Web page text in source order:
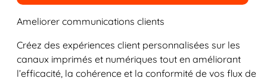
Ameliorer communications clients
Créez des expériences client personnalisées sur les
canaux imprimés et numériques tout en améliorant
l’efficacité, la cohérence et la conformité de vos flux de